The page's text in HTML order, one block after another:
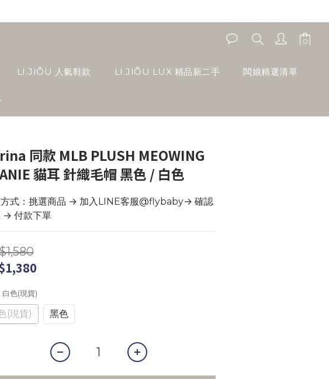
LI.JIÕU 人氣鞋款 LI.JIÕU LUX 精品新二手 闆娘精選清單
同款 MLB PLUSH MEOWING
貓耳 針織毛帽 黑色 / 白色
式：挑選商品 → 加入LINE客服@flybaby→ 確認
→ 付款下單
: 白色(現貨)
(現貨) 黑色